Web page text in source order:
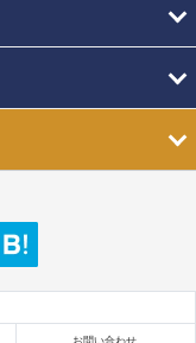
お問い合わせ